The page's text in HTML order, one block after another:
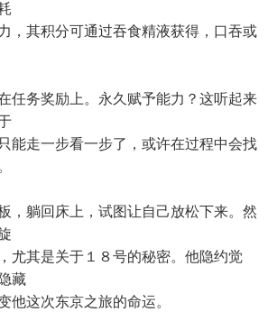
，其积分可通过吞食精液获得，口吞或
务奖励上。永久赋予能力？这听起来
能走一步看一步了，或许在过程中会找
躺回床上，试图让自己放松下来。然
尤其是关于１８号的秘密。他隐约觉
藏
他这次东京之旅的命运。